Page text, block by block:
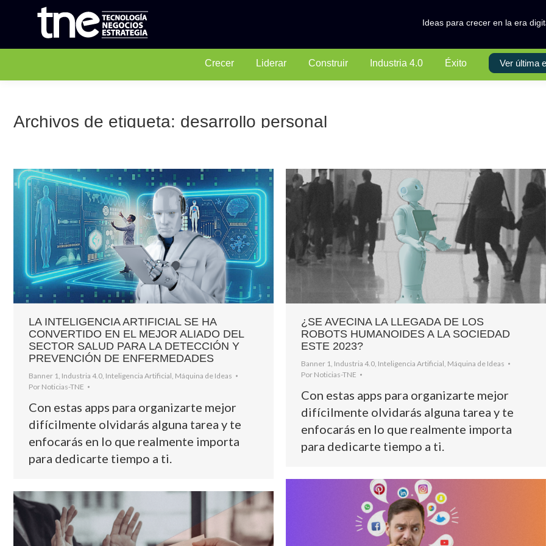
Ideas para crecer en la era
Crecer Liderar Construir Industria 4.0 Éxito Ver última
Archivos de etiqueta: desarrollo personal
LA INTELIGENCIA ARTIFICIAL SE HA
CONVERTIDO EN EL MEJOR ALIADO DEL
SECTOR SALUD PARA LA DETECCIÓN Y
PREVENCIÓN DE ENFERMEDADES
Banner 1, Industria 4.0, Inteligencia Artificial, Máquina de Ideas
Por Noticias-TNE
Con estas apps para organizarte mejor
difícilmente olvidarás alguna tarea y te
enfocarás en lo que realmente importa
para dedicarte tiempo a ti.
¿SE AVECINA LA LLEGADA DE LOS
ROBOTS HUMANOIDES A LA SOCIEDAD
ESTE 2023?
Banner 1, Industria 4.0, Inteligencia Artificial, Máquina de Ideas
Por Noticias-TNE
Con estas apps para organizarte mejor
difícilmente olvidarás alguna tarea y te
enfocarás en lo que realmente importa
para dedicarte tiempo a ti.